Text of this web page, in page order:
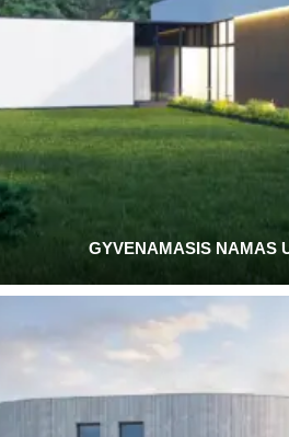
GYVENAMASIS NAMAS